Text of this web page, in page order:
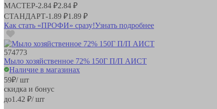
МАСТЕР-2.84 ₽2.84 ₽
СТАНДАРТ-1.89 ₽1.89 ₽
Как стать «ПРОФИ» сразу!Узнать подробнее
574773
Мыло хозяйственное 72% 150Г П/П АИСТ
Наличие в магазинах
59₽/ шт
скидка и бонус
до1.42 ₽/ шт